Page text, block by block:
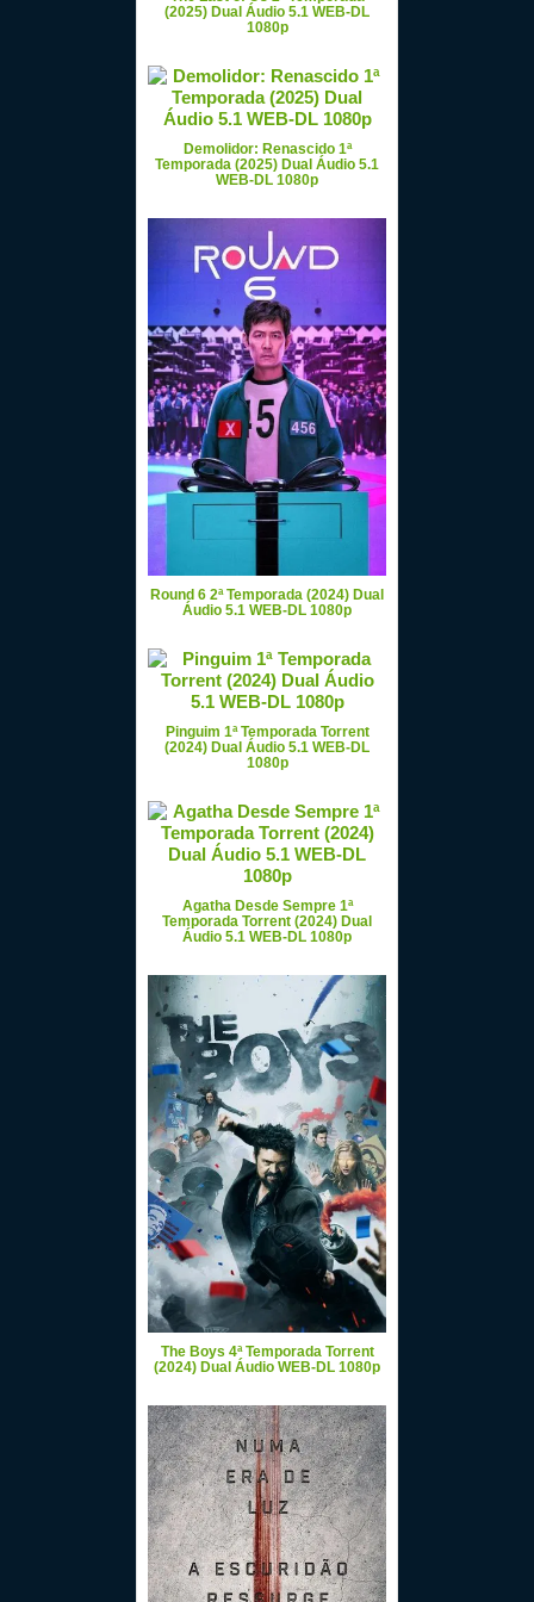
(2025) Dual Áudio 5.1 WEB-DL
1080p
Demolidor: Renascido 1ª
Temporada (2025) Dual Áudio 5.1
WEB-DL 1080p
Round 6 2ª Temporada (2024) Dual
Áudio 5.1 WEB-DL 1080p
Pinguim 1ª Temporada Torrent
(2024) Dual Áudio 5.1 WEB-DL
1080p
Agatha Desde Sempre 1ª
Temporada Torrent (2024) Dual
Áudio 5.1 WEB-DL 1080p
The Boys 4ª Temporada Torrent
(2024) Dual Áudio WEB-DL 1080p